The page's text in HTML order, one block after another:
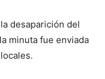
desaparición del
minuta fue enviada